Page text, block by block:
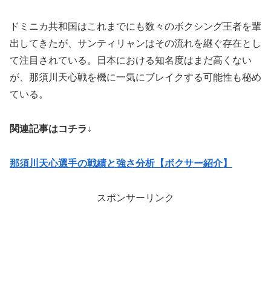
ドミニカ共和国はこれまでにも数々のボクシング王者を輩
出してきたが、サンティリャンはその流れを継ぐ存在とし
て注目されている。日本における知名度はまだ高くない
が、那須川天心戦を機に一気にブレイクする可能性も秘め
ている。
関連記事はコチラ↓
那須川天心選手の戦績と強さ分析【ボクサー紹介】
スポンサーリンク